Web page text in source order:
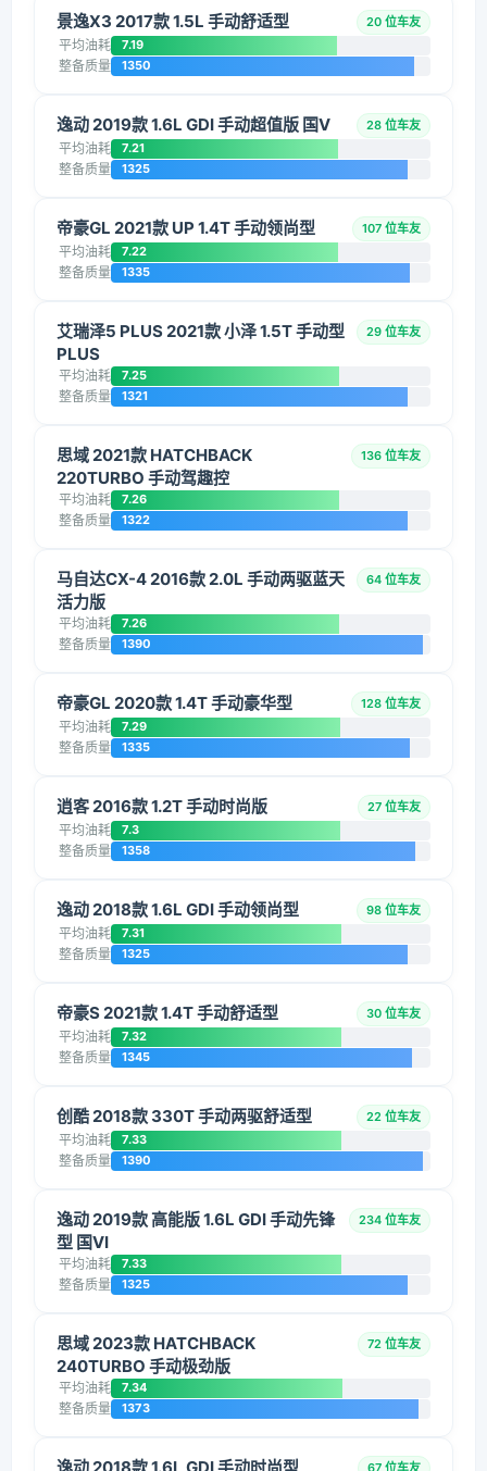
景逸X3 2017款 1.5L 手动舒适型 20 位车友
平均油耗 7.19
整备质量 1350
逸动 2019款 1.6L GDI 手动超值版 国V 28 位车友
平均油耗 7.21
整备质量 1325
帝豪GL 2021款 UP 1.4T 手动领尚型 107 位车友
平均油耗 7.22
整备质量 1335
艾瑞泽5 PLUS 2021款 小泽 1.5T 手动型
PLUS
29 位车友
平均油耗 7.25
整备质量 1321
思域 2021款 HATCHBACK
220TURBO 手动驾趣控
136 位车友
平均油耗 7.26
整备质量 1322
马自达CX-4 2016款 2.0L 手动两驱蓝天
活力版
64 位车友
平均油耗 7.26
整备质量 1390
帝豪GL 2020款 1.4T 手动豪华型 128 位车友
平均油耗 7.29
整备质量 1335
逍客 2016款 1.2T 手动时尚版 27 位车友
平均油耗 7.3
整备质量 1358
逸动 2018款 1.6L GDI 手动领尚型 98 位车友
平均油耗 7.31
整备质量 1325
帝豪S 2021款 1.4T 手动舒适型 30 位车友
平均油耗 7.32
整备质量 1345
创酷 2018款 330T 手动两驱舒适型 22 位车友
平均油耗 7.33
整备质量 1390
逸动 2019款 高能版 1.6L GDI 手动先锋
型 国VI
234 位车友
平均油耗 7.33
整备质量 1325
思域 2023款 HATCHBACK
240TURBO 手动极劲版
72 位车友
平均油耗 7.34
整备质量 1373
67 位车友